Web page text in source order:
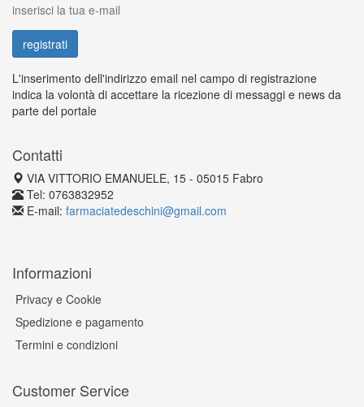
inserisci la tua e-mail
L'inserimento dell'indirizzo email nel campo di registrazione
indica la volontà di accettare la ricezione di messaggi e news da
parte del portale
Contatti
VIA VITTORIO EMANUELE, 15 - 05015 Fabro
Tel: 0763832952
E-mail: farmaciatedeschini@gmail.com
Informazioni
Privacy e Cookie
Spedizione e pagamento
Termini e condizioni
Customer Service